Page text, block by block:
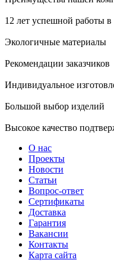
12 лет успешной работы в
Экологичные материалы
Рекомендации заказчиков
Индивидуальное
Большой выбор изделий
Высокое качество
О нас
Проекты
Новости
Статьи
Вопрос-ответ
Сертификаты
Доставка
Гарантия
Вакансии
Контакты
Карта сайта